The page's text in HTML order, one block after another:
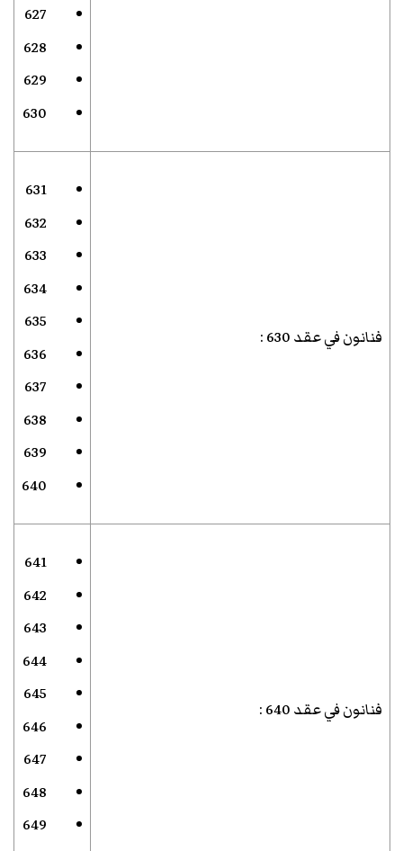
627
628
629
630
فنانون في عقد 630 :
631
632
633
634
635
636
637
638
639
640
فنانون في عقد 640 :
641
642
643
644
645
646
647
648
649